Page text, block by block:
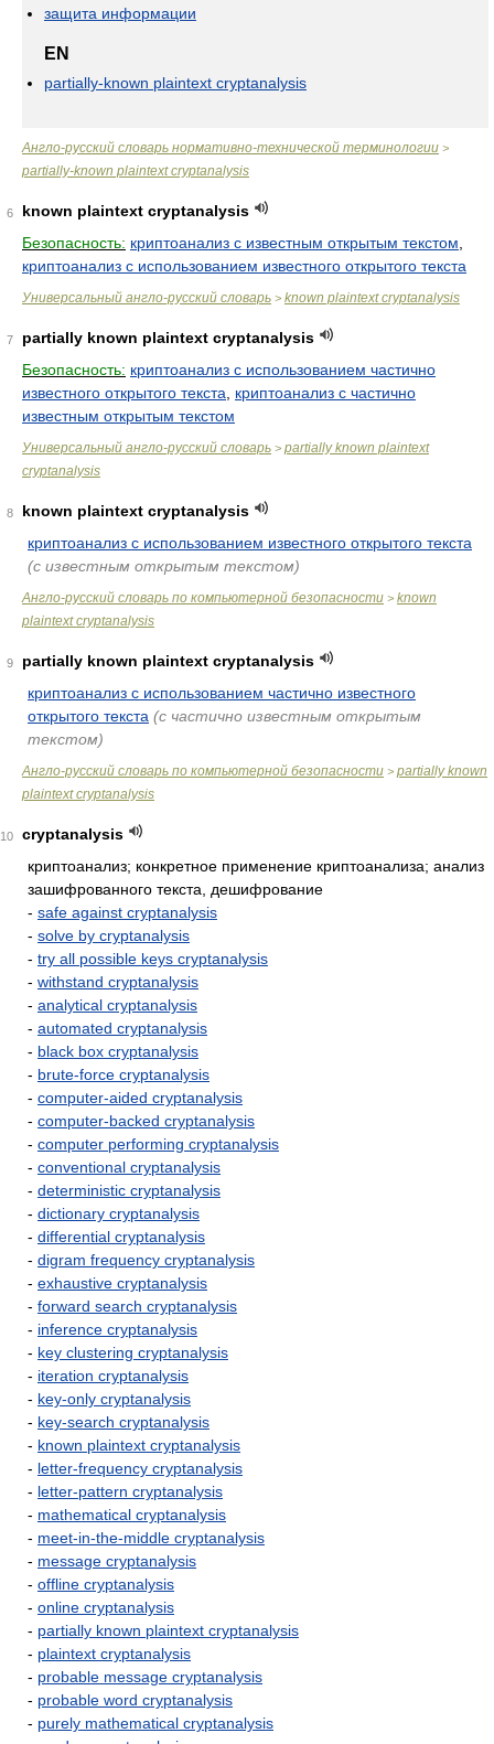
защита информации
EN
partially-known plaintext cryptanalysis
Англо-русский словарь нормативно-технической терминологии >
partially-known plaintext cryptanalysis
6
known plaintext cryptanalysis
Безопасность: криптоанализ с известным открытым текстом
криптоанализ с использованием известного открытого текста
Универсальный англо-русский словарь > known plaintext cryptanalysis
7
partially known plaintext cryptanalysis
Безопасность: криптоанализ с использованием частично
известного открытого текста
криптоанализ с частично
известным открытым текстом
Универсальный англо-русский словарь > partially known plaintext
cryptanalysis
8
known plaintext cryptanalysis
криптоанализ с использованием известного открытого текста
(с известным открытым текстом)
Англо-русский словарь по компьютерной безопасности > known
plaintext cryptanalysis
9
partially known plaintext cryptanalysis
криптоанализ с использованием частично известного
открытого текста (с частично известным открытым
текстом)
Англо-русский словарь по компьютерной безопасности > partially known
plaintext cryptanalysis
10
cryptanalysis
криптоанализ; конкретное применение криптоанализа; анализ
зашифрованного текста, дешифрование
- safe against cryptanalysis
- solve by cryptanalysis
- try all possible keys cryptanalysis
- withstand cryptanalysis
- analytical cryptanalysis
- automated cryptanalysis
- black box cryptanalysis
- brute-force cryptanalysis
- computer-aided cryptanalysis
- computer-backed cryptanalysis
- computer performing cryptanalysis
- conventional cryptanalysis
- deterministic cryptanalysis
- dictionary cryptanalysis
- differential cryptanalysis
- digram frequency cryptanalysis
- exhaustive cryptanalysis
- forward search cryptanalysis
- inference cryptanalysis
- key clustering cryptanalysis
- iteration cryptanalysis
- key-only cryptanalysis
- key-search cryptanalysis
- known plaintext cryptanalysis
- letter-frequency cryptanalysis
- letter-pattern cryptanalysis
- mathematical cryptanalysis
- meet-in-the-middle cryptanalysis
- message cryptanalysis
- offline cryptanalysis
- online cryptanalysis
- partially known plaintext cryptanalysis
- plaintext cryptanalysis
- probable message cryptanalysis
- probable word cryptanalysis
- purely mathematical cryptanalysis